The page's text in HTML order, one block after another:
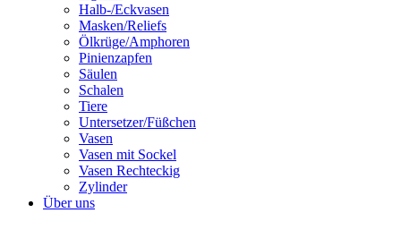
Halb-/Eckvasen
Masken/Reliefs
Ölkrüge/Amphoren
Pinienzapfen
Säulen
Schalen
Tiere
Untersetzer/Füßchen
Vasen
Vasen mit Sockel
Vasen Rechteckig
Zylinder
Über uns